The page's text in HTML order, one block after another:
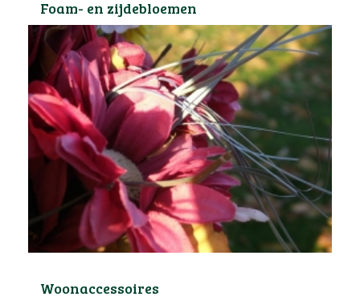
Foam- en zijdebloemen
Woonaccessoires